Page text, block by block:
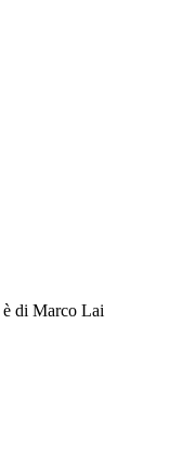
è di Marco Lai